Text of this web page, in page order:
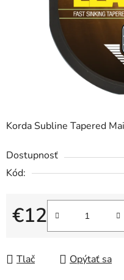
Korda Subline Tapered
Dostupnosť
Kód:
€12
Jednotková cena:
Tlač Opýtať sa